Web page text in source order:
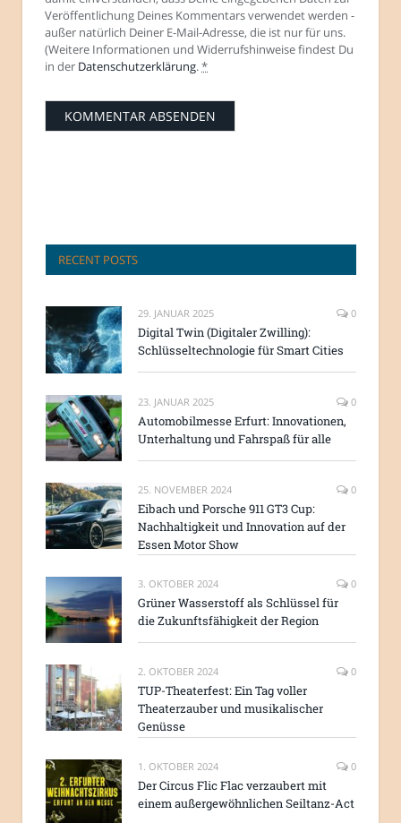
Veröffentlichung Deines Kommentars verwendet werden -
außer natürlich Deiner E-Mail-Adresse, die ist nur für uns.
(Weitere Informationen und Widerrufshinweise findest Du
in der Datenschutzerklärung.*
RECENT POSTS
29. JANUAR 2025 0
Digital Twin (Digitaler Zwilling):
Schlüsseltechnologie für Smart Cities
23. JANUAR 2025 0
Automobilmesse Erfurt: Innovationen,
Unterhaltung und Fahrspaß für alle
25. NOVEMBER 2024 0
Eibach und Porsche 911 GT3 Cup:
Nachhaltigkeit und Innovation auf der
Essen Motor Show
3. OKTOBER 2024 0
Grüner Wasserstoff als Schlüssel für
die Zukunftsfähigkeit der Region
2. OKTOBER 2024 0
TUP-Theaterfest: Ein Tag voller
Theaterzauber und musikalischer
Genüsse
1. OKTOBER 2024 0
Der Circus Flic Flac verzaubert mit
einem außergewöhnlichen Seiltanz-Act